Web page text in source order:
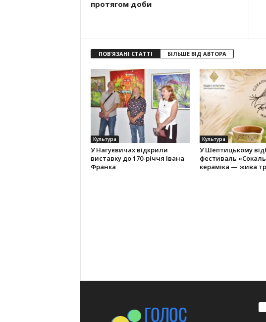
протягом доби
ПОВ'ЯЗАНІ СТАТТІ БІЛЬШЕ ВІД АВТОРА
Культура
У Нагуєвичах відкрили
виставку до 170-річчя Івана
Франка
Культура
У Шептицькому
фестиваль
кераміка — жива